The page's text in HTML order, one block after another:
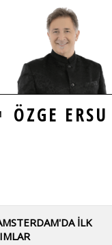
ÖZGE ERSU
İLK